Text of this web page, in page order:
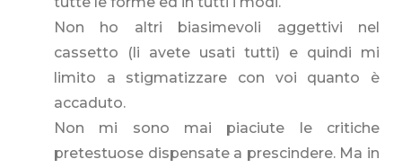
Non ho altri biasimevoli aggettivi nel
cassetto (li avete usati tutti) e quindi mi
limito a stigmatizzare con voi quanto è
accaduto.
Non mi sono mai piaciute le critiche
pretestuose dispensate a prescindere. Ma in